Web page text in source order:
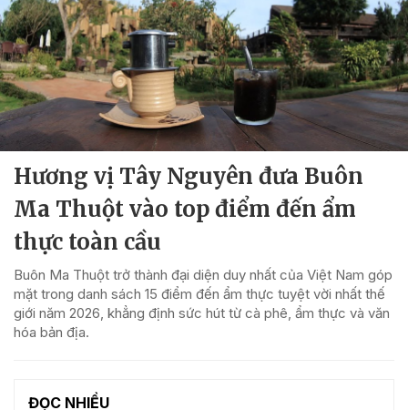
Hương vị Tây Nguyên đưa Buôn
Ma Thuột vào top điểm đến ẩm
thực toàn cầu
Buôn Ma Thuột trở thành đại diện duy nhất của Việt Nam góp
mặt trong danh sách 15 điểm đến ẩm thực tuyệt vời nhất thế
giới năm 2026, khẳng định sức hút từ cà phê, ẩm thực và văn
hóa bản địa.
ĐỌC NHIỀU